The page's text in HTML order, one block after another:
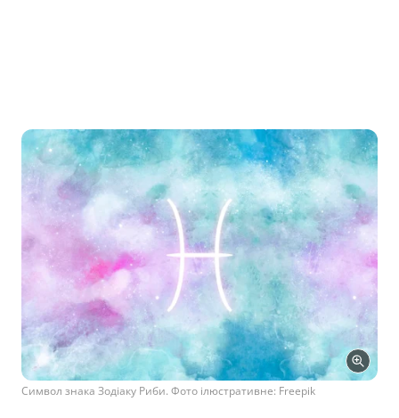
Символ знака Зодіаку Риби. Фото ілюстративне: Freepik